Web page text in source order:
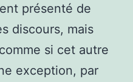
présenté de
discours, mais
si cet autre
exception, par